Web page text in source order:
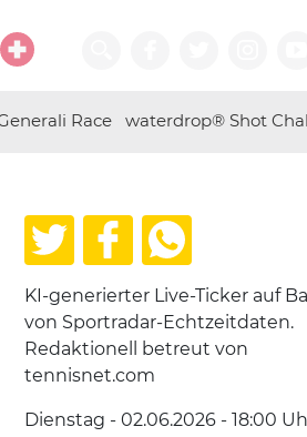
Race waterdrop® Shot
KI-generierter Live-Ticker auf
von Sportradar-Echtzeitdaten.
Redaktionell betreut von
tennisnet.com
Dienstag - 02.06.2026 - 18:00